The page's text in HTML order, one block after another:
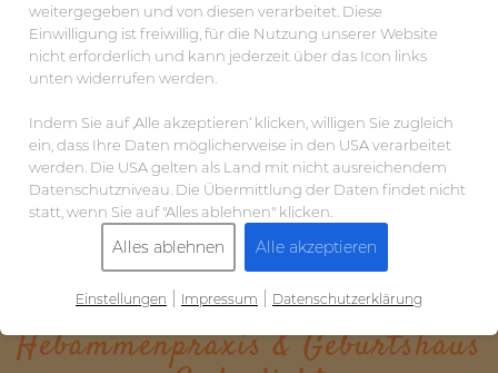
Hebammenpraxis & Geburtshaus
weitergegeben und von diesen verarbeitet. Diese
Einwilligung ist freiwillig, für die Nutzung unserer Website
nicht erforderlich und kann jederzeit über das Icon links
unten widerrufen werden.
Indem Sie auf ‚Alle akzeptieren‘ klicken, willigen Sie zugleich
ein, dass Ihre Daten möglicherweise in den USA verarbeitet
werden. Die USA gelten als Land mit nicht ausreichendem
Datenschutzniveau. Die Übermittlung der Daten findet nicht
statt, wenn Sie auf "Alles ablehnen" klicken.
Alles ablehnen Alle akzeptieren
Einstellungen | Impressum | Datenschutzerklärung